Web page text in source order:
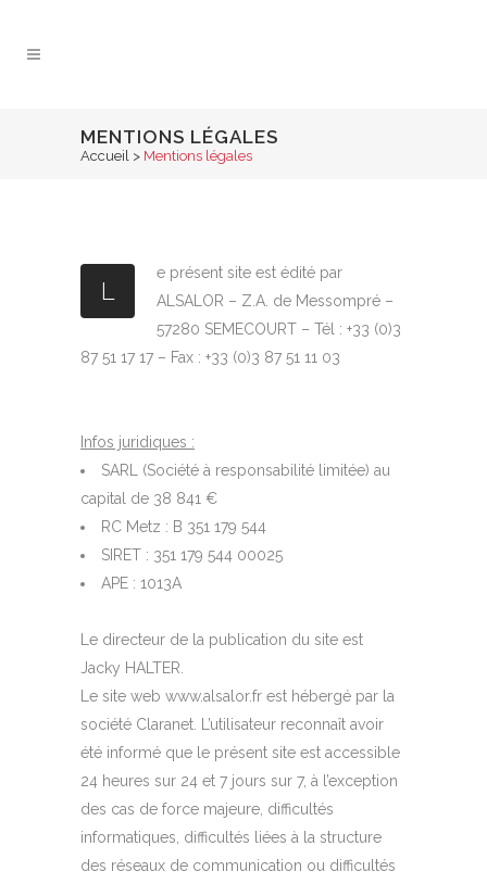
MENTIONS LÉGALES
Accueil > Mentions légales
L
e présent site est édité par
ALSALOR – Z.A. de Messompré –
57280 SEMECOURT – Tél : +33 (0)3
87 51 17 17 – Fax : +33 (0)3 87 51 11 03
Infos juridiques :
SARL (Société à responsabilité limitée) au
capital de 38 841 €
RC Metz : B 351 179 544
SIRET : 351 179 544 00025
APE : 1013A
Le directeur de la publication du site est
Jacky HALTER.
Le site web www.alsalor.fr est hébergé par la
société Claranet. L’utilisateur reconnaît avoir
été informé que le présent site est accessible
24 heures sur 24 et 7 jours sur 7, à l’exception
des cas de force majeure, difficultés
informatiques, difficultés liées à la structure
des réseaux de communication ou difficultés